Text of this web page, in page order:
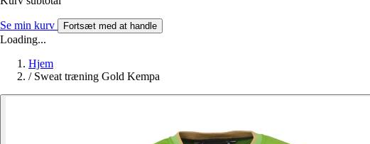
Se min kurv Fortsæt med at handle
Loading...
Hjem
/ Sweat træning Gold Kempa